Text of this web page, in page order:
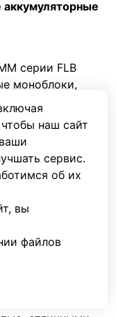
наш сайт
сервис.
об их
вы
файлов
серии FLB
моноблоки,
12В.
разрядным
решением
ИБП / UPS для
таких как
как для
так и для
токами.
службы: 12-15
ёмкость
наростов и
высокой